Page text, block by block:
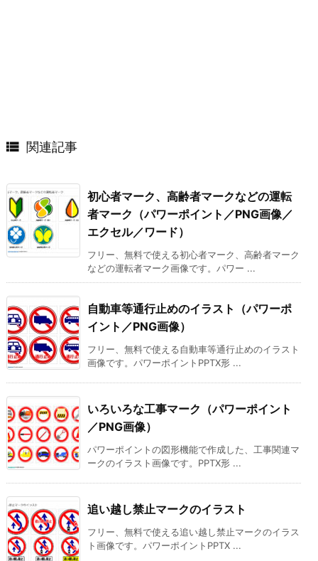
 関連記事
初心者マーク、高齢者マークなどの運転
者マーク（パワーポイント／PNG画像／
エクセル／ワード）
フリー、無料で使える初心者マーク、高齢者マーク
などの運転者マーク画像です。パワー ...
自動車等通行止めのイラスト（パワーポ
イント／PNG画像）
フリー、無料で使える自動車等通行止めのイラスト
画像です。パワーポイントPPTX形 ...
いろいろな工事マーク（パワーポイント
／PNG画像）
パワーポイントの図形機能で作成した、工事関連マ
ークのイラスト画像です。PPTX形 ...
追い越し禁止マークのイラスト
フリー、無料で使える追い越し禁止マークのイラス
ト画像です。パワーポイントPPTX ...